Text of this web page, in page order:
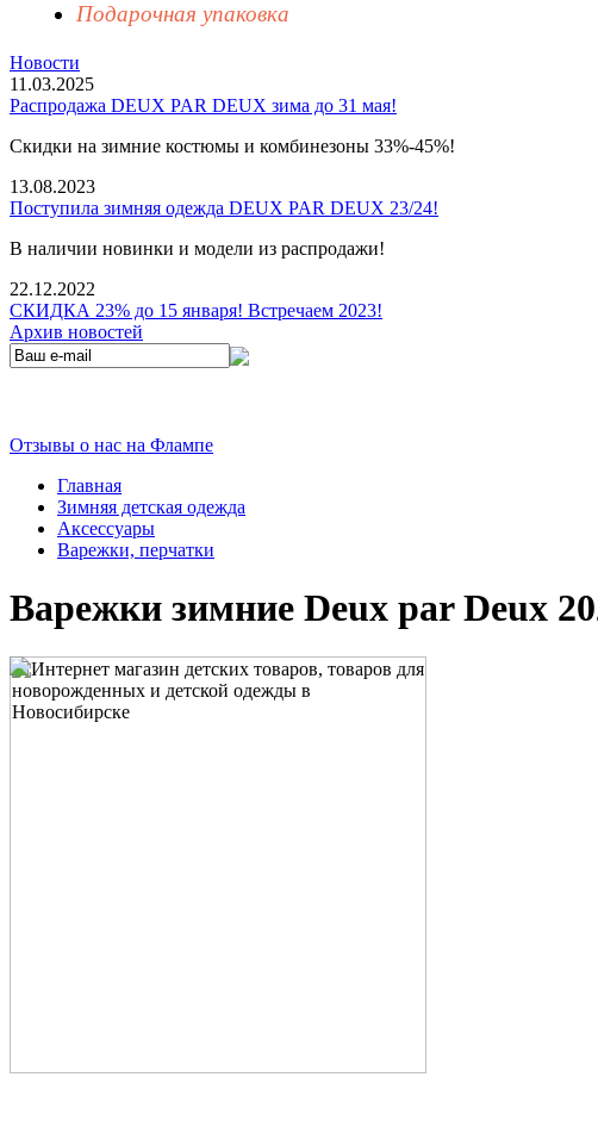
Подарочная упаковка
Новости
11.03.2025
Распродажа DEUX PAR DEUX зима до 31 мая!
Скидки на зимние костюмы и комбинезоны 33%-45%!
13.08.2023
Поступила зимняя одежда DEUX PAR DEUX 23/24!
В наличии новинки и модели из распродажи!
22.12.2022
СКИДКА 23% до 15 января! Встречаем 2023!
Архив новостей
Отзывы о нас на Флампе
Главная
Зимняя детская одежда
Аксессуары
Варежки, перчатки
Варежки зимние Deux par Deux